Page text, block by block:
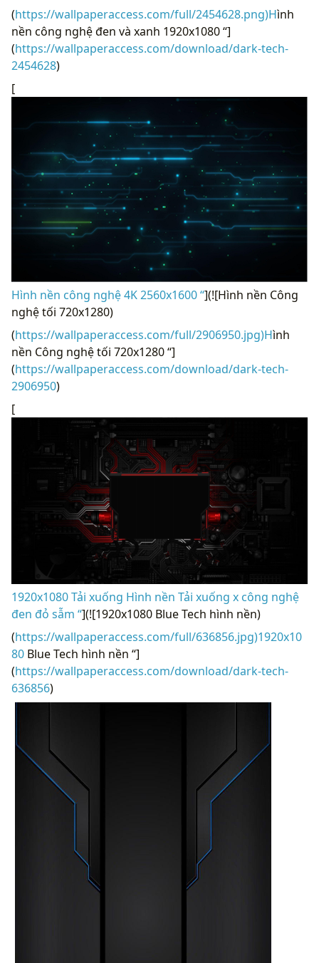
(https://wallpaperaccess.com/full/2454628.png)Hình
nền công nghệ đen và xanh 1920x1080 “]
(https://wallpaperaccess.com/download/dark-tech-
2454628)
[
Hình nền công nghệ 4K 2560x1600 “](![Hình nền Công
nghệ tối 720x1280)
(https://wallpaperaccess.com/full/2906950.jpg)Hình
nền Công nghệ tối 720x1280 “]
(https://wallpaperaccess.com/download/dark-tech-
2906950)
[
1920x1080 Tải xuống Hình nền Tải xuống x công nghệ
đen đỏ sẫm “](![1920x1080 Blue Tech hình nền)
(https://wallpaperaccess.com/full/636856.jpg)1920x10
80 Blue Tech hình nền “]
(https://wallpaperaccess.com/download/dark-tech-
636856)